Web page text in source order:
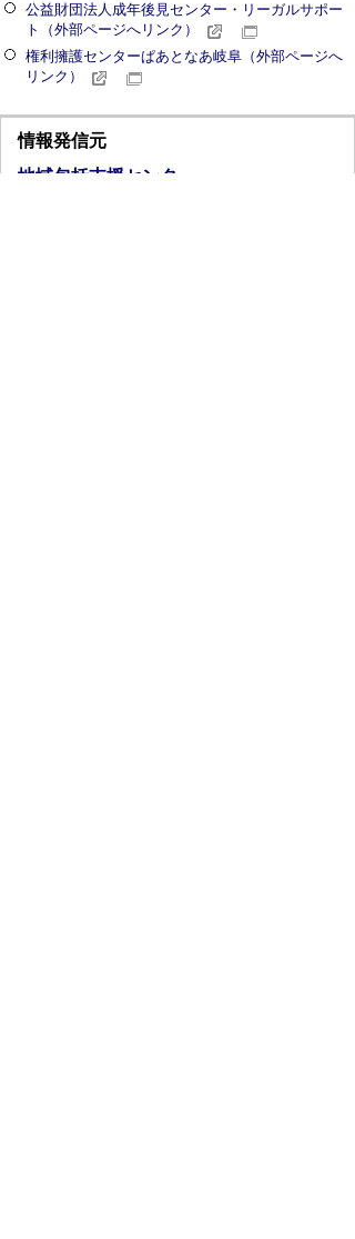
公益財団法人成年後見センター・リーガルサポー
ト（外部ページへリンク）
権利擁護センターぱあとなあ岐阜（外部ページへ
リンク）
情報発信元
地域包括支援センター